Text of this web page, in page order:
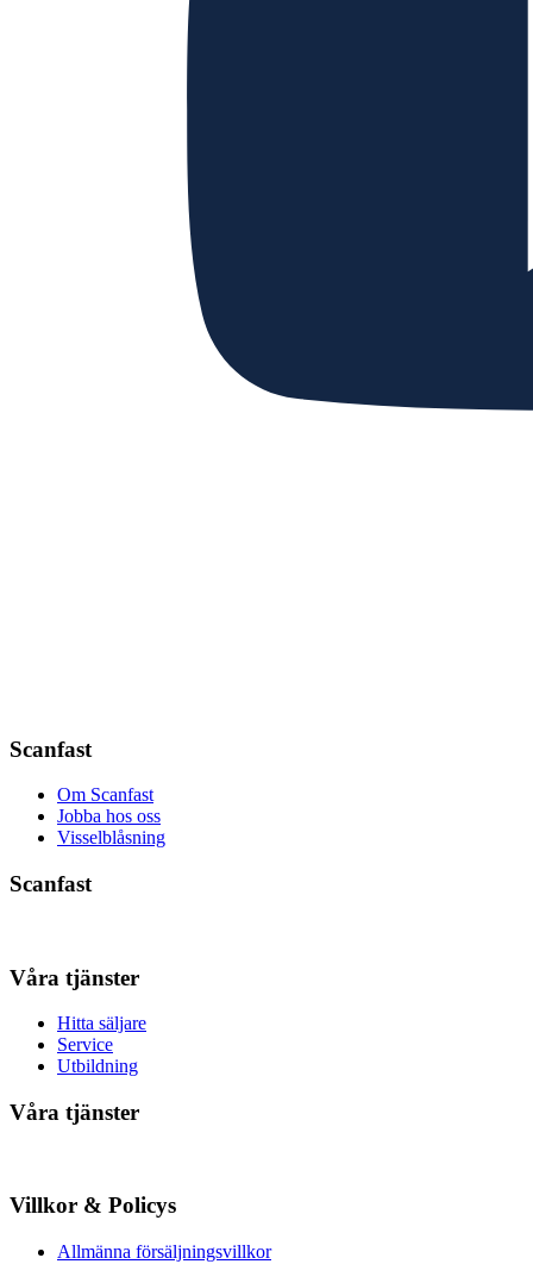
Scanfast
Om Scanfast
Jobba hos oss
Visselblåsning
Scanfast
Våra tjänster
Hitta säljare
Service
Utbildning
Våra tjänster
Villkor & Policys
Allmänna försäljningsvillkor